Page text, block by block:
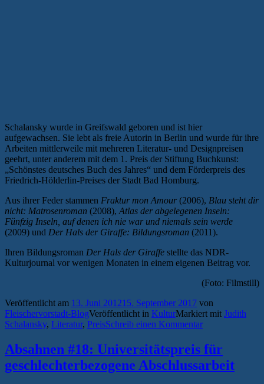
Schalansky wurde in Greifswald geboren und ist hier
aufgewachsen. Sie lebt als freie Autorin in Berlin und wurde für ihre
Arbeiten mittlerweile mit mehreren Literatur- und Designpreisen
geehrt, unter anderem mit dem 1. Preis der Stiftung Buchkunst:
„Schönstes deutsches Buch des Jahres“ und dem Förderpreis des
Friedrich-Hölderlin-Preises der Stadt Bad Homburg.
Aus ihrer Feder stammen Fraktur mon Amour (2006), Blau steht dir
nicht: Matrosenroman (2008), Atlas der abgelegenen Inseln:
Fünfzig Inseln, auf denen ich nie war und niemals sein werde
(2009) und Der Hals der Giraffe: Bildungsroman (2011).
Ihren Bildungsroman Der Hals der Giraffe stellte das NDR-
Kulturjournal vor wenigen Monaten in einem eigenen Beitrag vor.
(Foto: Filmstill)
Veröffentlicht am 13. Juni 201215. September 2017 von
Fleischervorstadt-BlogVeröffentlicht in KulturMarkiert mit Judith
Schalansky, Literatur, PreisSchreib einen Kommentar
Absahnen #18: Universitätspreis für
geschlechterbezogene Abschlussarbeit